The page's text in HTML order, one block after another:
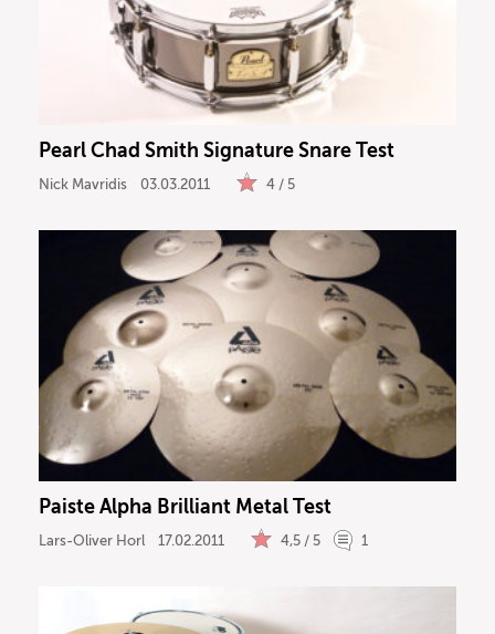
Pearl Chad Smith Signature Snare Test
Nick Mavridis 03.03.2011 4 / 5
Paiste Alpha Brilliant Metal Test
Lars-Oliver Horl 17.02.2011 4,5 / 5 1